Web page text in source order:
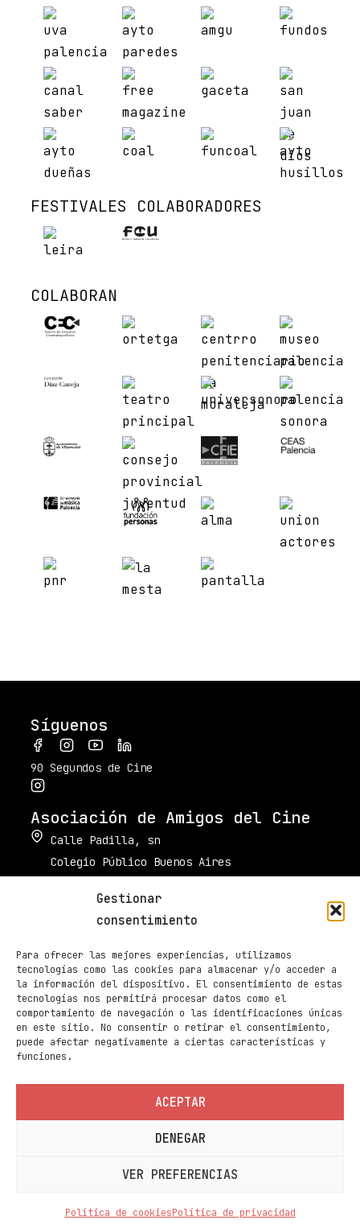
Gestionar
consentimiento
Para ofrecer las mejores experiencias, utilizamos
tecnologías como las cookies para almacenar y/o acceder a
la información del dispositivo. El consentimiento de estas
tecnologías nos permitirá procesar datos como el
comportamiento de navegación o las identificaciones únicas
en este sitio. No consentir o retirar el consentimiento,
puede afectar negativamente a ciertas características y
funciones.
ACEPTAR
DENEGAR
VER PREFERENCIAS
Política de cookiesPolítica de privacidad
FESTIVALES COLABORADORES
COLABORAN
Síguenos
90 Segundos de Cine
Asociación de Amigos del Cine
Calle Padilla, sn
Colegio Público Buenos Aires
muestradecinepalencia@gmail.com
Taquilla de Cines Ortega
979 70 70 88
Páginas
Programación
Política de privacidad